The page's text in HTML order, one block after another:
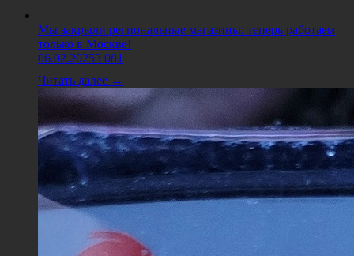
Мы закрыли региональные магазины: теперь работаем
только в Москве!
06.02.20253 081
Читать далее →